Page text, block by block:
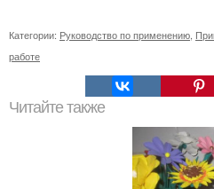
Категории: Руководство по применению
работе
Читайте также